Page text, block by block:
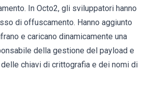
In Octo2, gli sviluppatori hanno
di offuscamento. Hanno aggiunto
e caricano dinamicamente una
della gestione del payload e
chiavi di crittografia e dei nomi di